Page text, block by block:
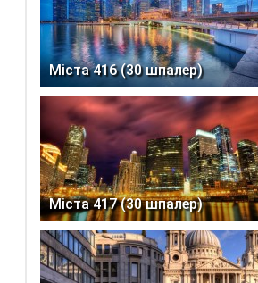
Міста 416 (30 шпалер)
Міста 417 (30 шпалер)